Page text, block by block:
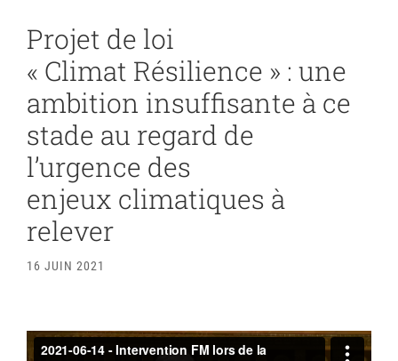
Projet de loi
« Climat Résilience » : une
ambition insuffisante à ce
stade au regard de
l’urgence des
enjeux climatiques à
relever
16 JUIN 2021